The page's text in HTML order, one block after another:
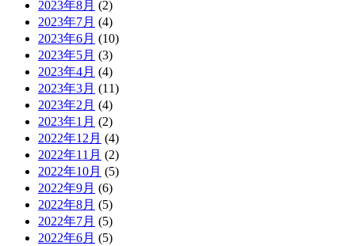
2023年8月 (2)
2023年7月 (4)
2023年6月 (10)
2023年5月 (3)
2023年4月 (4)
2023年3月 (11)
2023年2月 (4)
2023年1月 (2)
2022年12月 (4)
2022年11月 (2)
2022年10月 (5)
2022年9月 (6)
2022年8月 (5)
2022年7月 (5)
2022年6月 (5)